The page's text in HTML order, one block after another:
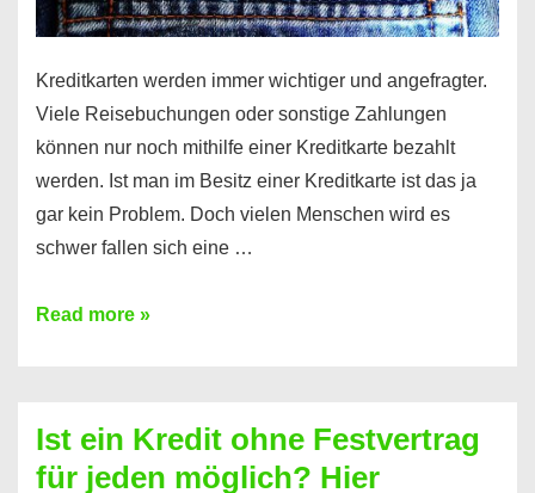
Kreditkarten werden immer wichtiger und angefragter.
Viele Reisebuchungen oder sonstige Zahlungen
können nur noch mithilfe einer Kreditkarte bezahlt
werden. Ist man im Besitz einer Kreditkarte ist das ja
gar kein Problem. Doch vielen Menschen wird es
schwer fallen sich eine …
Kreditkarte
Prepaid
ist
Read more »
Ist ein Kredit ohne Festvertrag
für jeden möglich? Hier